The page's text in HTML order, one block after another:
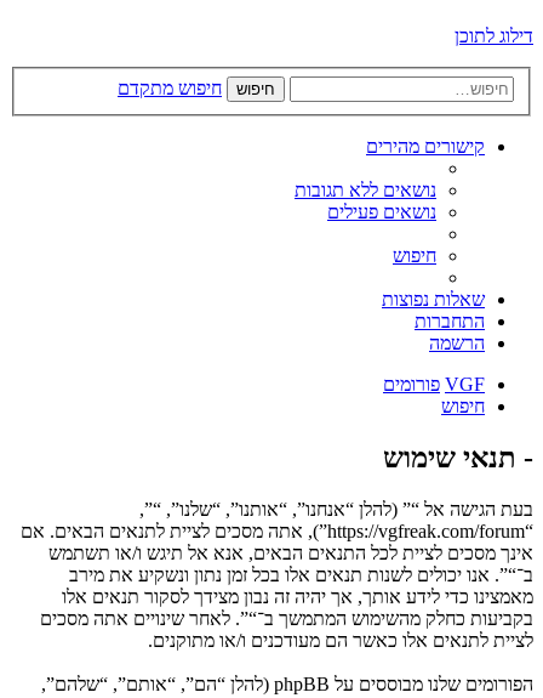
דילוג לתוכן
חיפוש חיפוש מתקדם
קישורים מהירים
נושאים ללא תגובות
נושאים פעילים
חיפוש
שאלות נפוצות
התחברות
הרשמה
VGF פורומים
חיפוש
- תנאי שימוש
בעת הגישה אל “” (להלן “אנחנו”, “אותנו”, “שלנו”, “”,
“https://vgfreak.com/forum”), אתה מסכים לציית לתנאים הבאים. אם
אינך מסכים לציית לכל התנאים הבאים, אנא אל תיגש ו/או תשתמש
ב־“”. אנו יכולים לשנות תנאים אלו בכל זמן נתון ונשקיע את מירב
מאמצינו כדי לידע אותך, אך יהיה זה נבון מצידך לסקור תנאים אלו
בקביעות כחלק מהשימוש המתמשך ב־“”. לאחר שינויים אתה מסכים
לציית לתנאים אלו כאשר הם מעודכנים ו/או מתוקנים.
הפורומים שלנו מבוססים על phpBB (להלן “הם”, “אותם”, “שלהם”,